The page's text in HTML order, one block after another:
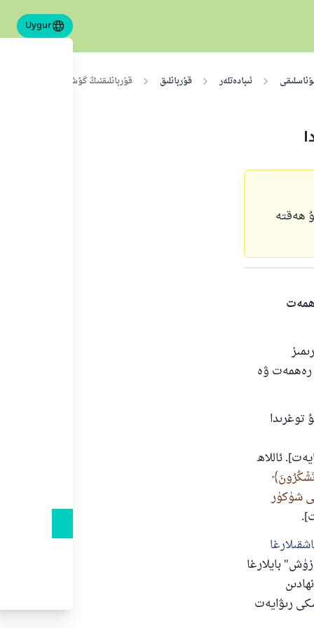
Uygur
ئىبادەتلەر قۇربانلىق قۇربانلىقنىڭ گۆشىنى يېيىش ۋە
ھەقتە
رەھمەت ۋە
توغرىدا
28-ئايەت]. ئاللاھ
شۈكۈر
بايلارغا
رىۋايەت